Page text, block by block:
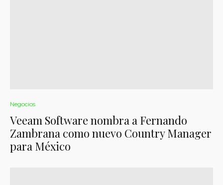
Negocios
Veeam Software nombra a Fernando
Zambrana como nuevo Country Manager
para México